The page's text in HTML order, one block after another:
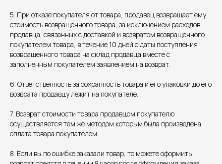
5. При отказе покупателя от товара, продавец возвращает ему
стоимость возвращенного товара, за исключением расходов
продавца, связанных с доставкой и возвратом возвращенного
покупателем товара, в течение 10 дней с даты поступления
возвращенного товара на склад продавца вместе с
заполненным покупателем заявлением на возврат.
6. Ответственность за сохранность товара и его упаковки до его
возврата продавцу лежит на покупателе.
7. Возврат стоимости товара продавцом покупателю
осуществляется тем же методом которым была произведена
оплата товара покупателем.
8. Если вы по ошибке заказали товар, то можете оформить